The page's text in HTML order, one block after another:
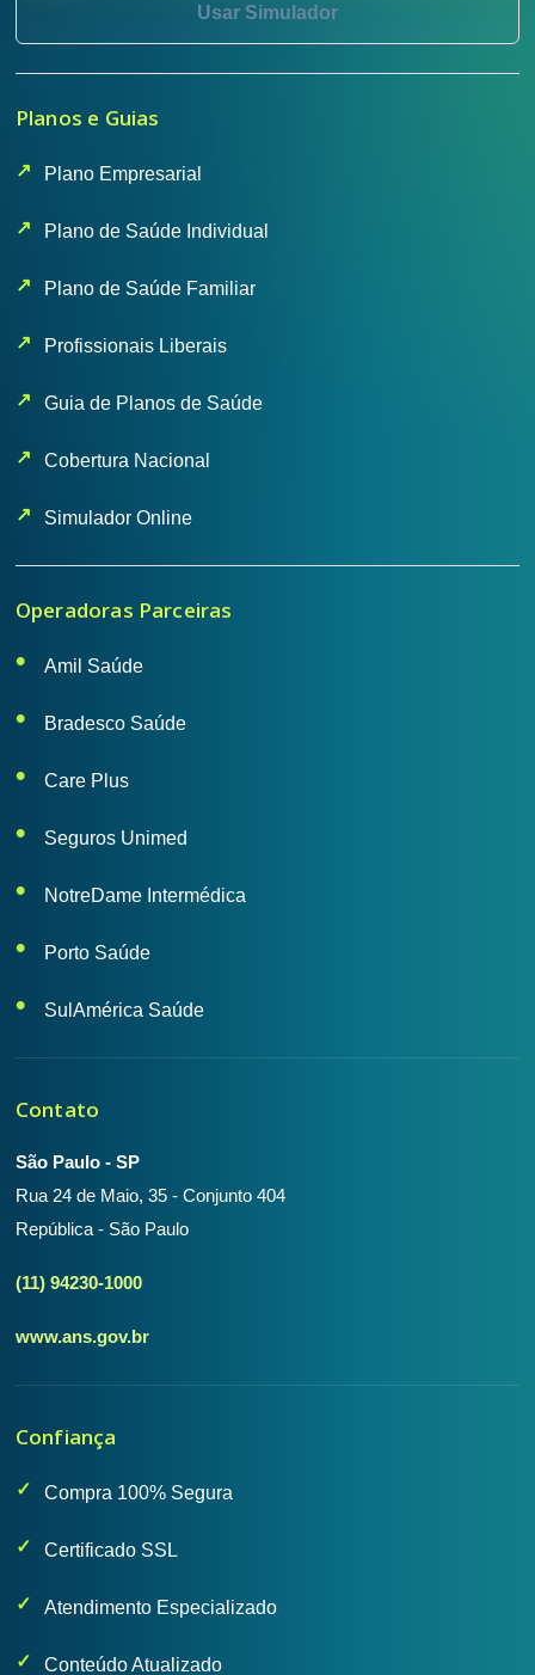
Usar Simulador
Planos e Guias
Plano Empresarial
Plano de Saúde Individual
Plano de Saúde Familiar
Profissionais Liberais
Guia de Planos de Saúde
Cobertura Nacional
Simulador Online
Operadoras Parceiras
Amil Saúde
Bradesco Saúde
Care Plus
Seguros Unimed
NotreDame Intermédica
Porto Saúde
SulAmérica Saúde
Contato
São Paulo - SP
Rua 24 de Maio, 35 - Conjunto 404
República - São Paulo
(11) 94230-1000
www.ans.gov.br
Confiança
Compra 100% Segura
Certificado SSL
Atendimento Especializado
Conteúdo Atualizado